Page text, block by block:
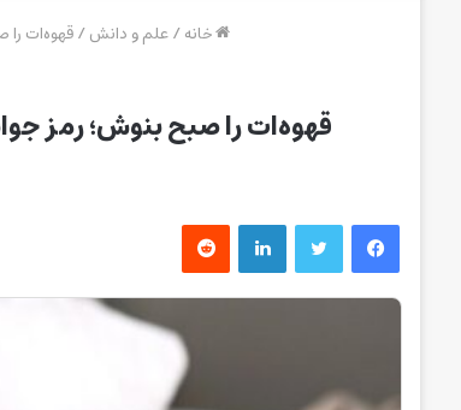
خانه/علم و دانش/قهوه‌ات
قهوه‌ات را صبح بنوش؛ رمز
فیس بوک توییتر لینکدین‫رددیت